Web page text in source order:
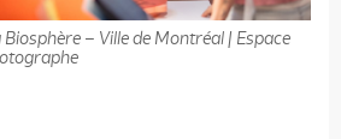
– Ville de Montréal | Espace